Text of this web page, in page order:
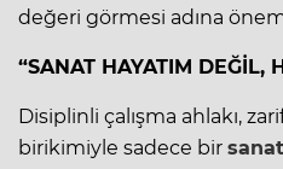
değeri görmesi adına
“SANAT HAYATIM DEĞİL,
Disiplinli çalışma ahlakı,
birikimiyle sadece bir